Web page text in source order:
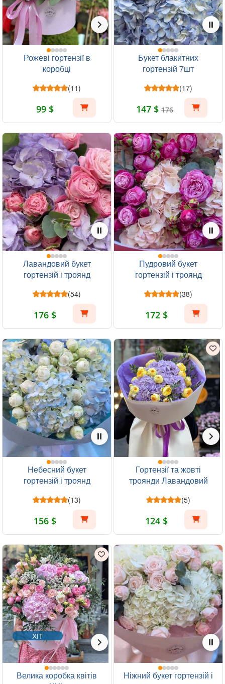
Рожеві гортензії в
коробці
(11)
99 $
Букет блакитних
гортензій 7шт
(17)
147 $ 176
Лавандовий букет
гортензій і троянд
(54)
176 $
Пудровий букет
гортензій і троянд
(38)
172 $
Небесний букет
гортензій і троянд
(13)
156 $
Гортензії та жовті
троянди Лавандовий
(5)
124 $
ХІТ
Велика коробка квітів
Ніжний букет гортензій і